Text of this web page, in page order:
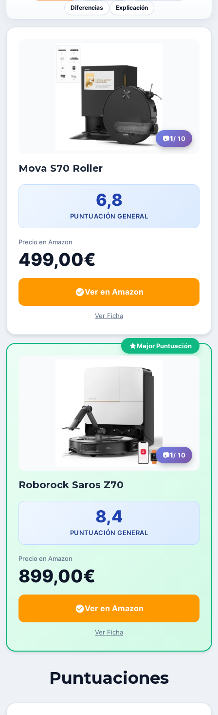
Diferencias
Explicación
1/ 10
Mova S70 Roller
6,8
PUNTUACIÓN GENERAL
Precio en Amazon
499,00€
Ver en Amazon
Ver Ficha
Mejor Puntuación
1/ 10
Roborock Saros Z70
8,4
PUNTUACIÓN GENERAL
Precio en Amazon
899,00€
Ver en Amazon
Ver Ficha
Puntuaciones